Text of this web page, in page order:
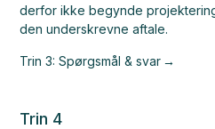
derfor ikke begynde
den underskrevne aftale.
Trin 3: Spørgsmål & svar
Trin 4